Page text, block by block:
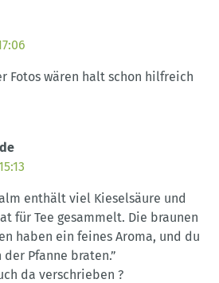
Fotos wären halt schon hilfreich
enthält viel Kieselsäure und
für Tee gesammelt. Die braunen
haben ein feines Aroma, und du
Pfanne braten.”
da verschrieben ?